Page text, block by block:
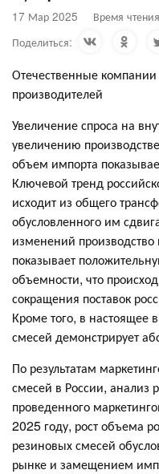
17 Мар 2025 Время
Поделиться:
Отечественные
производителей
Увеличение спроса на
увеличению
объем импорта
Ключевой тренд
исходит из общего
обусловленного им
изменений
показывает
объемности, что
сокращения поставок
Кроме того, в
смесей демонстрирует
По результатам
смесей в России, анализ
проведенного
2025 году, рост объема
резиновых смесей
рынке и замещением